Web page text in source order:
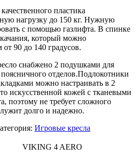
пластика
нагрузку до 150 кг. Нужную
с помощью газлифта. В спинке
который можно
от 90 до 140 градусов.
снабжено 2 подушками для
отделов.Подлокотники
можно настраивать в 2
искусственной кожей с тканевыми
поэтому не требует сложного
долго и надежно.
Игровые кресла
VIKING 4 AERO